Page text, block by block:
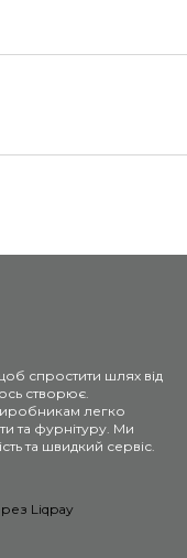
спростити шлях від
створює.
легко
та фурнітуру. Ми
та швидкий сервіс.